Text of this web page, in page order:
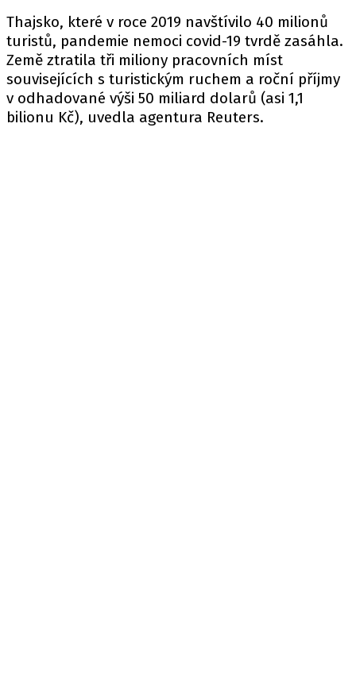
Thajsko, které v roce 2019 navštívilo 40 milionů
turistů, pandemie nemoci covid-19 tvrdě zasáhla.
Země ztratila tři miliony pracovních míst
souvisejících s turistickým ruchem a roční příjmy
v odhadované výši 50 miliard dolarů (asi 1,1
bilionu Kč), uvedla agentura Reuters.